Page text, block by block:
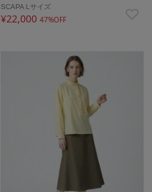
SCAPA Lサイズ
¥22,00047%OFF